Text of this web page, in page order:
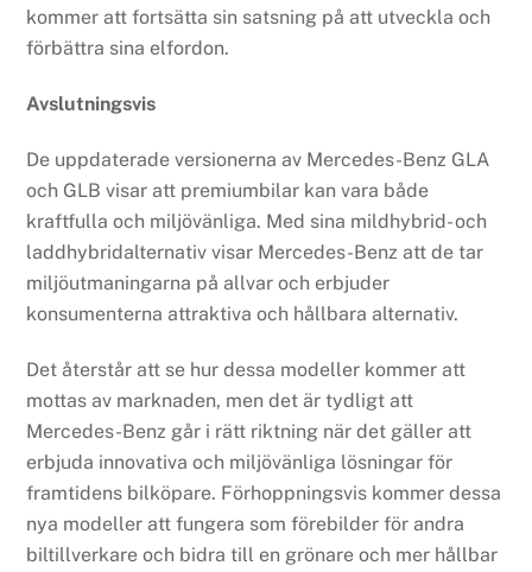
kommer att fortsätta sin satsning på att utveckla och
förbättra sina elfordon.
Avslutningsvis
De uppdaterade versionerna av Mercedes-Benz GLA
och GLB visar att premiumbilar kan vara både
kraftfulla och miljövänliga. Med sina mildhybrid- och
laddhybridalternativ visar Mercedes-Benz att de tar
miljöutmaningarna på allvar och erbjuder
konsumenterna attraktiva och hållbara alternativ.
Det återstår att se hur dessa modeller kommer att
mottas av marknaden, men det är tydligt att
Mercedes-Benz går i rätt riktning när det gäller att
erbjuda innovativa och miljövänliga lösningar för
framtidens bilköpare. Förhoppningsvis kommer dessa
nya modeller att fungera som förebilder för andra
biltillverkare och bidra till en grönare och mer hållbar